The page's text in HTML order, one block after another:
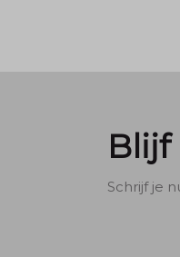
Blijf
Schrijf je